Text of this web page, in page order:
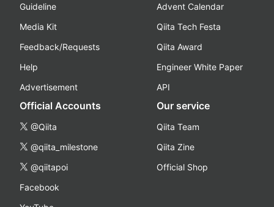
Guideline
Media Kit
Feedback/Requests
Help
Advertisement
Advent Calendar
Qiita Tech Festa
Qiita Award
Engineer White Paper
API
Official Accounts
@Qiita
@qiita_milestone
@qiitapoi
Facebook
Our service
Qiita Team
Qiita Zine
Official Shop